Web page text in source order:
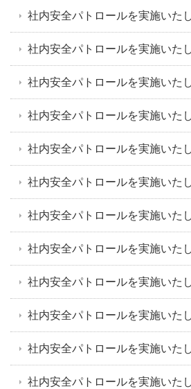
社内安全パトロールを実施いた
社内安全パトロールを実施いた
社内安全パトロールを実施いた
社内安全パトロールを実施いた
社内安全パトロールを実施いた
社内安全パトロールを実施いた
社内安全パトロールを実施いた
社内安全パトロールを実施いた
社内安全パトロールを実施いた
社内安全パトロールを実施いた
社内安全パトロールを実施いた
社内安全パトロールを実施いた